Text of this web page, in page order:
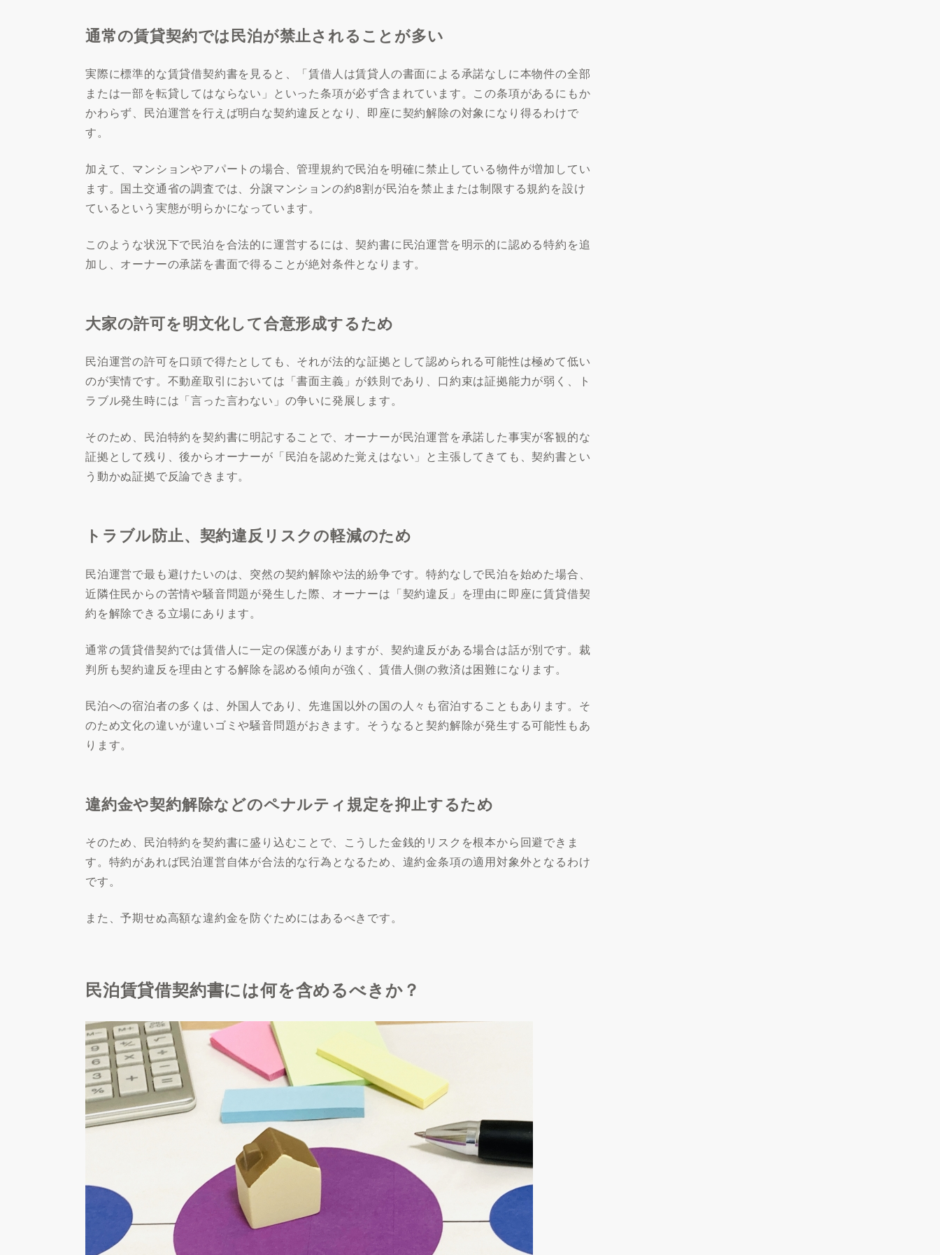
通常の賃貸契約では民泊が禁止されることが多い
実際に標準的な賃貸借契約書を見ると、「賃借人は賃貸人の書面による承諾なしに本物件の全部
または一部を転貸してはならない」といった条項が必ず含まれています。この条項があるにもか
かわらず、民泊運営を行えば明白な契約違反となり、即座に契約解除の対象になり得るわけで
す。
加えて、マンションやアパートの場合、管理規約で民泊を明確に禁止している物件が増加してい
ます。国土交通省の調査では、分譲マンションの約8割が民泊を禁止または制限する規約を設け
ているという実態が明らかになっています。
このような状況下で民泊を合法的に運営するには、契約書に民泊運営を明示的に認める特約を追
加し、オーナーの承諾を書面で得ることが絶対条件となります。
大家の許可を明文化して合意形成するため
民泊運営の許可を口頭で得たとしても、それが法的な証拠として認められる可能性は極めて低い
のが実情です。不動産取引においては「書面主義」が鉄則であり、口約束は証拠能力が弱く、ト
ラブル発生時には「言った言わない」の争いに発展します。
そのため、民泊特約を契約書に明記することで、オーナーが民泊運営を承諾した事実が客観的な
証拠として残り、後からオーナーが「民泊を認めた覚えはない」と主張してきても、契約書とい
う動かぬ証拠で反論できます。
トラブル防止、契約違反リスクの軽減のため
民泊運営で最も避けたいのは、突然の契約解除や法的紛争です。特約なしで民泊を始めた場合、
近隣住民からの苦情や騒音問題が発生した際、オーナーは「契約違反」を理由に即座に賃貸借契
約を解除できる立場にあります。
通常の賃貸借契約では賃借人に一定の保護がありますが、契約違反がある場合は話が別です。裁
判所も契約違反を理由とする解除を認める傾向が強く、賃借人側の救済は困難になります。
民泊への宿泊者の多くは、外国人であり、先進国以外の国の人々も宿泊することもあります。そ
のため文化の違いが違いゴミや騒音問題がおきます。そうなると契約解除が発生する可能性もあ
ります。
違約金や契約解除などのペナルティ規定を抑止するため
そのため、民泊特約を契約書に盛り込むことで、こうした金銭的リスクを根本から回避できま
す。特約があれば民泊運営自体が合法的な行為となるため、違約金条項の適用対象外となるわけ
です。
また、予期せぬ高額な違約金を防ぐためにはあるべきです。
民泊賃貸借契約書には何を含めるべきか？